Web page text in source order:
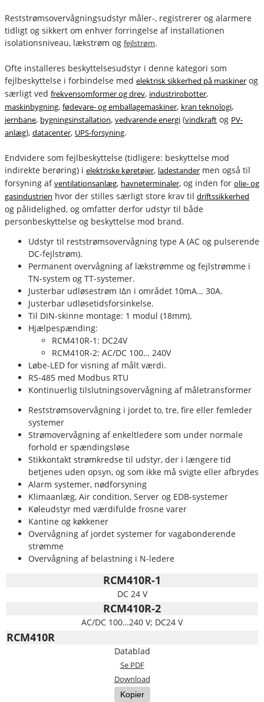
Reststrømsovervågningsudstyr måler-, registrerer og alarmere
tidligt og sikkert om enhver forringelse af installationen
isolationsniveau, lækstrøm og fejlstrøm.
Ofte installeres beskyttelsesudstyr i denne kategori som
fejlbeskyttelse i forbindelse med elektrisk sikkerhed på maskiner og
særligt ved frekvensomformer og drev, industrirobotter,
maskinbygning, fødevare- og emballagemaskiner, kran teknologi,
jernbane, bygningsinstallation, vedvarende energi (vindkraft og PV-
anlæg), datacenter, UPS-forsyning.
Endvidere som fejlbeskyttelse (tidligere: beskyttelse mod
indirekte berøring) i elektriske køretøjer, ladestander men også til
forsyning afventilationsanlæg, havneterminaler, og inden for olie- og
gasindustrien hvor der stilles særligt store krav til driftssikkerhed
og pålidelighed, og omfatter derfor udstyr til både
personbeskyttelse og beskyttelse mod brand.
Udstyr til reststrømsovervågning type A (AC og pulserende
DC-fejlstrøm).
Permanent overvågning af lækstrømme og fejlstrømme i
TN-system og TT-systemer.
Justerbar udløsestrøm IΔn i området 10mA… 30A.
Justerbar udløsetidsforsinkelse.
Til DIN-skinne montage: 1 modul (18mm).
Hjælpespænding:
RCM410R-1: DC24V
RCM410R-2: AC/DC 100… 240V
Løbe-LED for visning af målt værdi.
RS-485 med Modbus RTU
Kontinuerlig tilslutningsovervågning af måletransformer
Reststrømsovervågning i jordet to, tre, fire eller femleder
systemer
Strømovervågning af enkeltledere som under normale
forhold er spændingsløse
Stikkontakt strømkredse til udstyr, der i længere tid
betjenes uden opsyn, og som ikke må svigte eller afbrydes
Alarm systemer, nødforsyning
Klimaanlæg, Air condition, Server og EDB-systemer
Køleudstyr med værdifulde frosne varer
Kantine og køkkener
Overvågning af jordet systemer for vagabonderende
strømme
Overvågning af belastning i N-ledere
RCM410R-1
DC 24 V
RCM410R-2
AC/DC 100…240 V; DC24 V
RCM410R
Datablad
Se PDF
Download
Kopier